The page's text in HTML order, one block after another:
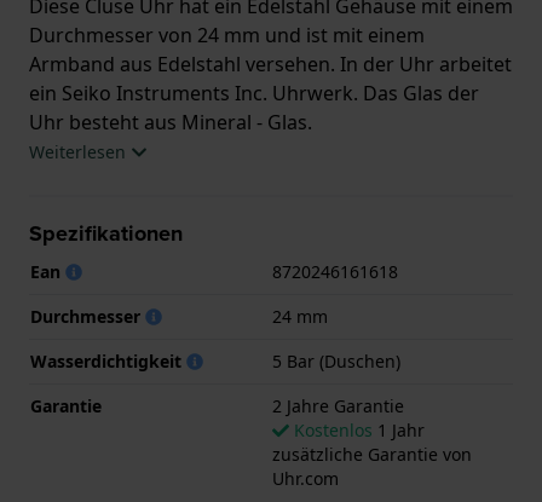
Diese Cluse Uhr hat ein Edelstahl Gehäuse mit einem
Durchmesser von 24 mm und ist mit einem
Armband aus Edelstahl versehen. In der Uhr arbeitet
ein Seiko Instruments Inc. Uhrwerk. Das Glas der
Uhr besteht aus Mineral - Glas.
mit 2 Jahre Garantie geliefert.
Weiterlesen
Spezifikationen
Ean
8720246161618
Durchmesser
24 mm
Wasserdichtigkeit
5 Bar (Duschen)
Garantie
2 Jahre Garantie
Kostenlos 1 Jahr
zusätzliche Garantie von
Uhr.com